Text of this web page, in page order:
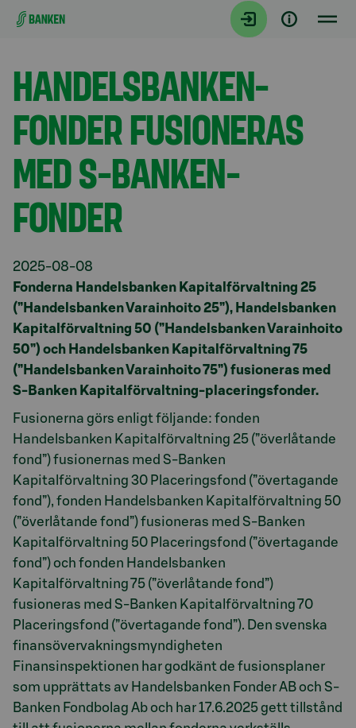
Gå direkt till innehållet
Aktuellt
HANDELSBANKEN-
FONDER FUSIONERAS
MED S-BANKEN-
FONDER
2025-08-08
Fonderna Handelsbanken Kapitalförvaltning 25
(”Handelsbanken Varainhoito 25”), Handelsbanken
Kapitalförvaltning 50 (”Handelsbanken Varainhoito
50”) och Handelsbanken Kapitalförvaltning 75
(”Handelsbanken Varainhoito 75”) fusioneras med
S-Banken Kapitalförvaltning-placeringsfonder.
Fusionerna görs enligt följande: fonden
Handelsbanken Kapitalförvaltning 25 (”överlåtande
fond”) fusionernas med S-Banken
Kapitalförvaltning 30 Placeringsfond (”övertagande
fond”), fonden Handelsbanken Kapitalförvaltning 50
(”överlåtande fond”) fusioneras med S-Banken
Kapitalförvaltning 50 Placeringsfond (”övertagande
fond”) och fonden Handelsbanken
Kapitalförvaltning 75 (”överlåtande fond”)
fusioneras med S-Banken Kapitalförvaltning 70
Placeringsfond (”övertagande fond”). Den svenska
finansövervakningsmyndigheten
Finansinspektionen har godkänt de fusionsplaner
som upprättats av Handelsbanken Fonder AB och S-
Banken Fondbolag Ab och har 17.6.2025 gett tillstånd